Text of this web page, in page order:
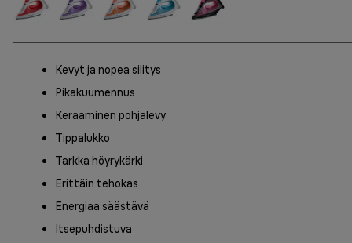
Kevyt ja nopea silitys
Pikakuumennus
Keraaminen pohjalevy
Tippalukko
Tarkka höyrykärki
Erittäin tehokas
Energiaa säästävä
Itsepuhdistuva